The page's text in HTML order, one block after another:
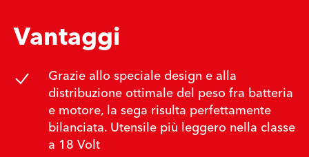
Vantaggi
Grazie allo speciale design e alla
distribuzione ottimale del peso fra batteria
e motore, la sega risulta perfettamente
bilanciata. Utensile più leggero nella classe
a 18 Volt